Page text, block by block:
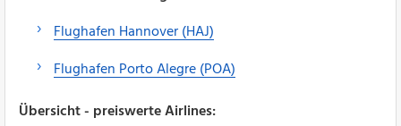
Flughafen Hannover (HAJ)
Flughafen Porto Alegre (POA)
Übersicht - preiswerte Airlines: